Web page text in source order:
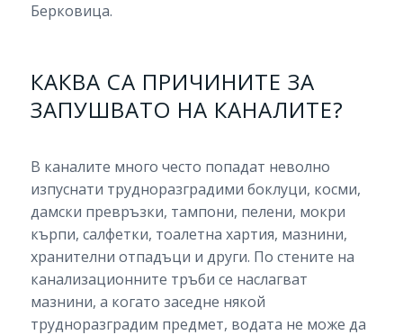
Берковица.
КАКВА СА ПРИЧИНИТЕ ЗА
ЗАПУШВАТО НА КАНАЛИТЕ?
В каналите много често попадат неволно
изпуснати трудноразградими боклуци, косми,
дамски превръзки, тампони, пелени, мокри
кърпи, салфетки, тоалетна хартия, мазнини,
хранителни отпадъци и други. По стените на
канализационните тръби се наслагват
мазнини, а когато заседне някой
трудноразградим предмет, водата не може да